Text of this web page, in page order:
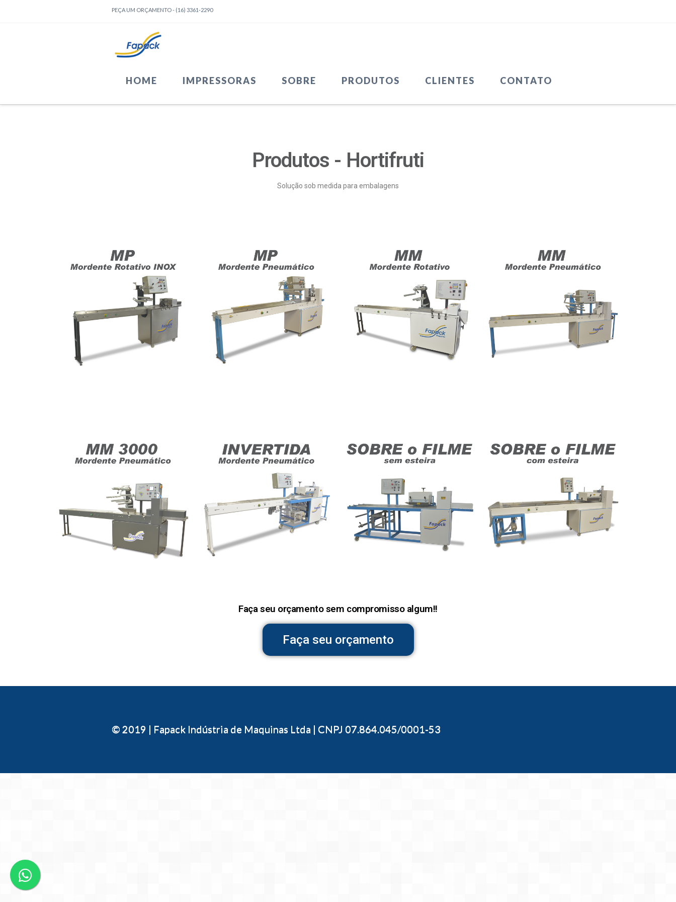
PEÇA UM ORÇAMENTO - (16) 3361-2290
HOME IMPRESSORAS SOBRE PRODUTOS CLIENTES CONTATO
Produtos - Hortifruti
Solução sob medida para embalagens
Faça seu orçamento sem compromisso algum!!
Faça seu orçamento
© 2019 | Fapack Indústria de Maquinas Ltda | CNPJ 07.864.045/0001-53